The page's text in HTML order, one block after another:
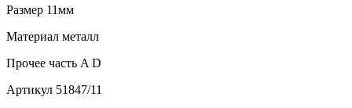
Размер 11мм
Материал металл
Прочее часть A D
Артикул 51847/11